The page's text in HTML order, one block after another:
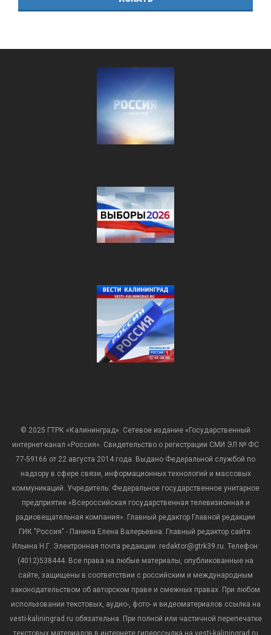
© 2025 ГТРК «Калининград». Сетевое издание «Государственный
интернет-канал «Россия». Свидетельство о регистрации СМИ ЭЛ № ФС
77-59166 от 22 августа 2014 года. Выдано Федеральной службой по
надзору в сфере связи, информационных технологий и массовых
коммуникаций. Учредитель: Федеральное государственное унитарное
предприятие «Всероссийская государственная телевизионная и
радиовещательная компания». Главный редактор Главной редакции
ГИК "Россия" - Панина Елена Валерьевна. Главный редактор сайта:
Ильина Н.Г. Электронная почта редакции: redaktor@gtrk39.ru. Телефон:
(4012)538444. Все права на любые материалы, опубликованные на
сайте, защищены в соответствии с российским и международным
законодательством об авторском праве и смежных правах. При любом
использовании текстовых, аудио-, фото- и видеоматериалов ссылка на
vesti-kaliningrad.ru обязательна. При полной или частичной перепечатке